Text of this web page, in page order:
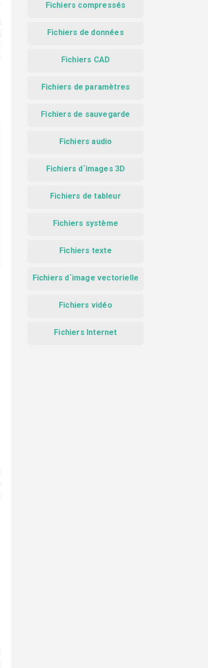
Fichiers compressés
Fichiers de données
Fichiers CAD
Fichiers de paramètres
Fichiers de sauvegarde
Fichiers audio
Fichiers d`images 3D
Fichiers de tableur
Fichiers système
Fichiers texte
Fichiers d`image vectorielle
Fichiers vidéo
Fichiers Internet